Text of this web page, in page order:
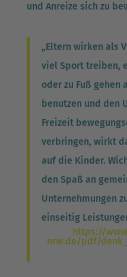
und Anreize sich zu
„Eltern wirken als
viel Sport treiben,
oder zu Fuß gehen
benutzen und den
Freizeit
verbringen, wirkt
auf die Kinder.
den Spaß an
Unternehmungen
einseitig
https://
nrw.de/pdf/